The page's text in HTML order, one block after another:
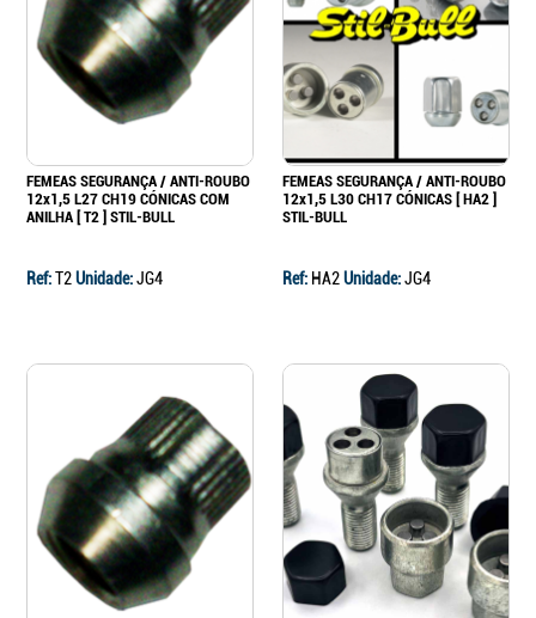
FEMEAS SEGURANÇA / ANTI-ROUBO
12x1,5 L27 CH19 CÓNICAS COM
ANILHA [ T2 ] STIL-BULL
Ref:T2Unidade:JG4
FEMEAS SEGURANÇA / ANTI-ROUBO
12x1,5 L30 CH17 CÓNICAS [ HA2 ]
STIL-BULL
Ref: HA2Unidade:JG4
Continuar a comprar